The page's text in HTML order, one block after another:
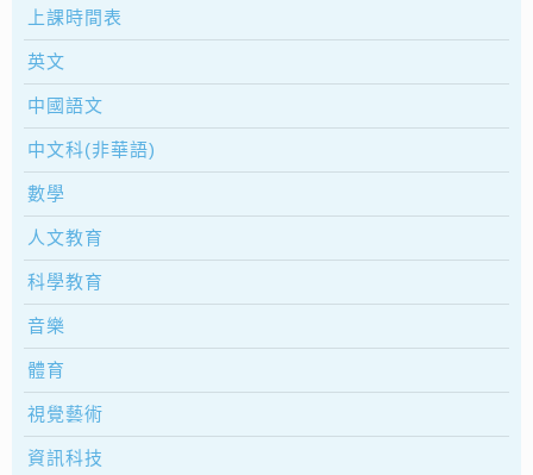
上課時間表
英文
中國語文
中文科(非華語)
數學
人文教育
科學教育
音樂
體育
視覺藝術
資訊科技